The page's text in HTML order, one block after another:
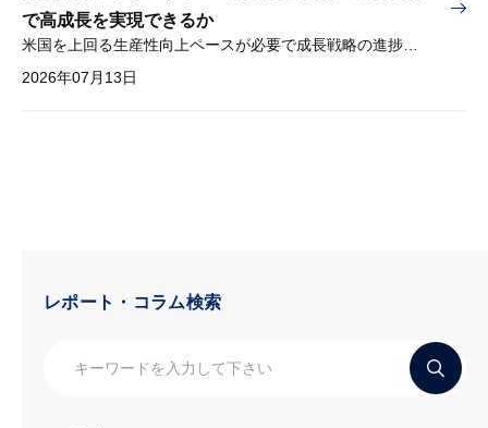
で高成長を実現できるか
米国を上回る生産性向上ペースが必要で成長戦略の進捗管理も課題
2026年07月13日
レポート・コラム検索